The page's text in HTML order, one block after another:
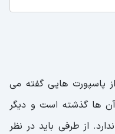
پاسپورت هایی گفته می
ها گذشته است و دیگر
از طرفی باید در نظر